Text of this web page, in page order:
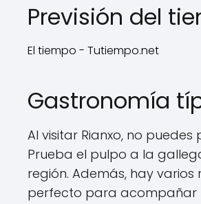
Previsión del
El tiempo - Tutiempo.net
Gastronomía
Al visitar Rianxo, no
Prueba el pulpo a la
región. Además, hay
perfecto para acompañar